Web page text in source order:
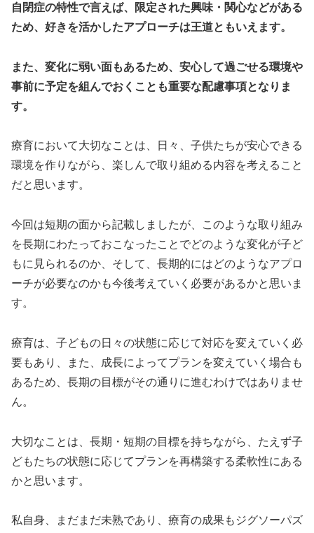
自閉症の特性で言えば、限定された興味・関心などがある
ため、好きを活かしたアプローチは王道ともいえます。
また、変化に弱い面もあるため、安心して過ごせる環境や
事前に予定を組んでおくことも重要な配慮事項となりま
す。
療育において大切なことは、日々、子供たちが安心できる
環境を作りながら、楽しんで取り組める内容を考えること
だと思います。
今回は短期の面から記載しましたが、このような取り組み
を長期にわたっておこなったことでどのような変化が子ど
もに見られるのか、そして、長期的にはどのようなアプロ
ーチが必要なのかも今後考えていく必要があるかと思いま
す。
療育は、子どもの日々の状態に応じて対応を変えていく必
要もあり、また、成長によってプランを変えていく場合も
あるため、長期の目標がその通りに進むわけではありませ
ん。
大切なことは、長期・短期の目標を持ちながら、たえず子
どもたちの状態に応じてプランを再構築する柔軟性にある
かと思います。
私自身、まだまだ未熟であり、療育の成果もジグソーパズ